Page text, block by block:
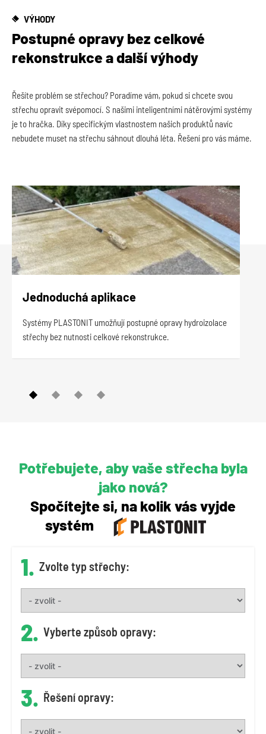
VÝHODY
Postupné opravy bez celkové
rekonstrukce a další výhody
Řešíte problém se střechou? Poradíme vám, pokud si chcete svou
střechu opravit svépomocí. S našimi inteligentními nátěrovými systémy
je to hračka. Díky specifickým vlastnostem našich produktů navíc
nebudete muset na střechu sáhnout dlouhá léta. Řešení pro vás máme.
Jednoduchá aplikace
Systémy PLASTONIT umožňují postupné opravy hydroizolace
střechy bez nutnosti celkové rekonstrukce.
Potřebujete, aby vaše střecha byla
jako nová?
Spočítejte si, na kolik vás vyjde
systém
1. Zvolte typ střechy:
2. Vyberte způsob opravy:
3. Řešení opravy: